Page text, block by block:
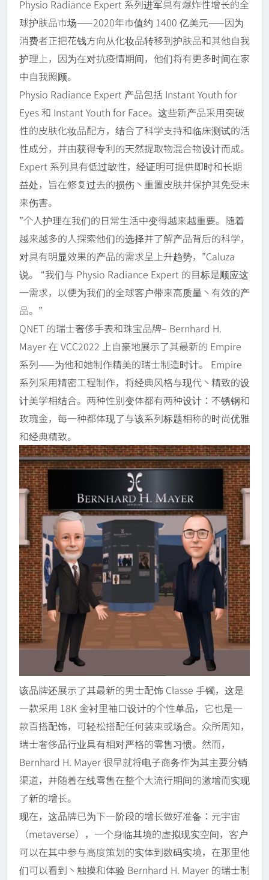
Physio Radiance Expert 系列进军具有爆炸性增长的全
球护肤品市场——2020年市值约 1400 亿美元——因为
消费者正把花钱方向从化妆品转移到护肤品和其他自我
护理上，因为在对抗疫情期间，他们将有更多时间在家
中自我照顾。
Physio Radiance Expert 产品包括 Instant Youth for
Eyes 和 Instant Youth for Face。这些新产品采用突破
性的皮肤化妆品配方，结合了科学支持和临床测试的活
性成分，并由获得专利的天然提取物混合物设计而成。
Expert 系列具有低过敏性，经证明可提供即时和长期
益处，旨在修复过去的损伤丶重置皮肤并保护其免受未
来伤害。
”个人护理在我们的日常生活中变得越来越重要。随着
越来越多的人探索他们的选择并了解产品背后的科学，
对具有明显效果的产品的需求呈上升趋势，”Caluza
说。 “我们与 Physio Radiance Expert 的目标是顺应这
一需求，以便为我们的全球客户带来高质量丶有效的产
品。”
QNET 的瑞士奢侈手表和珠宝品牌– Bernhard H.
Mayer 在 VCC2022 上自豪地展示了其最新的 Empire
系列——为他和她制作精美的瑞士制造时计。 Empire
系列采用精密工程制作，将经典风格与现代丶精致的设
计美学相结合。两种性别变体都有两种设计：不锈钢和
玫瑰金，每一种都体现了与该系列标题相称的时尚优雅
和经典精致。
该品牌还展示了其最新的男士配饰 Classe 手镯，这是
一款采用 18K 金衬里袖口设计的个性单品，它也是一
款百搭配饰，可轻松搭配任何装束或场合。众所周知，
瑞士奢侈品行业具有相对严格的零售习惯。然而，
Bernhard H. Mayer 很早就将电子商务作为其主要分销
渠道，并随着在线零售在整个大流行期间的激增而实现
了新的增长。
现在，这品牌已为下一阶段的增长做好准备：元宇宙
（metaverse），一个身临其境的虚拟现实空间，客户
可以在其中参与高度策划的实体到数码实境，在那里他
们可以看到丶触摸和体验 Bernhard H. Mayer 的瑞士制